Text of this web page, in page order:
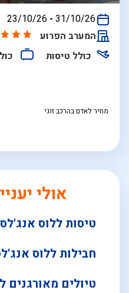
בין
23/10/26 - 31/10/26
המערב הפרוע
כולל טיסות
מחיר לאדם בהרכב זוגי
אולי
טיסות ללוס אנג'לס
חבילות ללוס
טיולים מאורגנים